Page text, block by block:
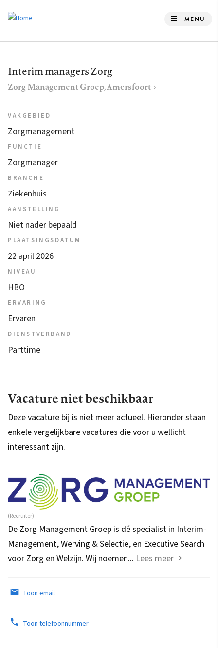
de
gaan
MENU
Interim managers Zorg
Zorg Management Groep, Amersfoort
VAKGEBIED
Zorgmanagement
FUNCTIE
Zorgmanager
BRANCHE
Ziekenhuis
AANSTELLING
Niet nader bepaald
PLAATSINGSDATUM
22 april 2026
NIVEAU
HBO
ERVARING
Ervaren
DIENSTVERBAND
Parttime
Vacature niet beschikbaar
Deze vacature bij is niet meer actueel. Hieronder staan
enkele vergelijkbare vacatures die voor u wellicht
interessant zijn.
(Recruiter)
De Zorg Management Groep is dé specialist in Interim-
Management, Werving & Selectie, en Executive Search
voor Zorg en Welzijn. Wij noemen... Lees meer
Toon email
Toon telefoonnummer